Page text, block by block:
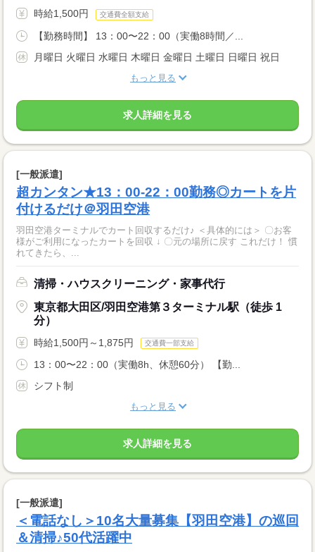
時給1,500円 交通費全額支給
【勤務時間】 13：00〜22：00（実働8時間／...
月曜日 火曜日 水曜日 木曜日 金曜日 土曜日 日曜日 祝日
もっと見る
求人詳細を見る
[一般派遣]
超カンタン★13：00-22：00勤務◎カートを片
付けるだけ＠羽田空港
羽田空港ターミナルでカート回収するだけ♪ ＜具体的には＞ 〇お客
様がご利用になったカートを回収 ↓ 〇元の場所に戻す これだけ！ 慣
れてきたら、...
清掃・ハウスクリーニング・家事代行
東京都大田区/羽田空港第３ターミナル駅（徒歩 1
分）
時給1,500円～1,875円 交通費一部支給
13：00〜22：00（実働8h、休憩60分） 【勤...
シフト制
もっと見る
求人詳細を見る
[一般派遣]
＜電話なし＞10名大量募集【羽田空港】の巡回
＆清掃♪50代活躍中